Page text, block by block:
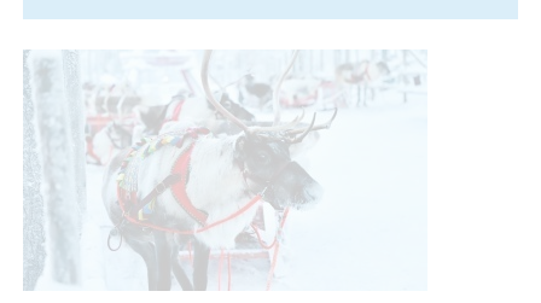
disfrutar de la etapa ya que nosotros nos encargaremos del
de los dos tramos, o los dos!